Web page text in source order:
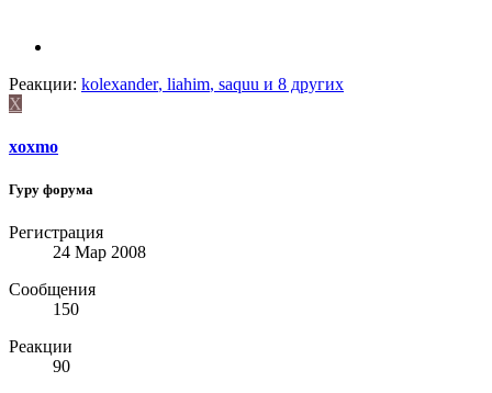
Реакции: kolexander, liahim, saquu и 8 других
X
xoxmo
Гуру форума
Регистрация
24 Мар 2008
Сообщения
150
Реакции
90